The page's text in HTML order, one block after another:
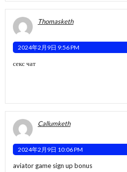
Thomasketh
2024年2月9日 9:56 PM
секс чат
Callumketh
2024年2月9日 10:06 PM
aviator game sign up bonus